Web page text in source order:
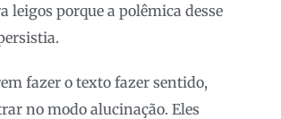
leigos porque a polêmica desse
fazer o texto fazer sentido,
no modo alucinação. Eles